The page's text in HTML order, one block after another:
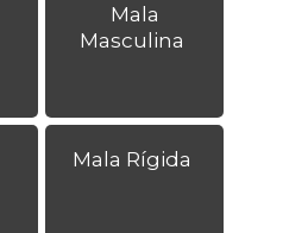
Mala
Masculina
Mala Rígida